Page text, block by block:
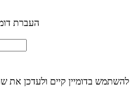
העברת
להשתמש בדומיין קיים ולעדכן